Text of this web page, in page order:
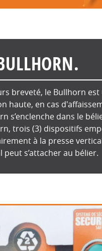
breveté, le Bullhorn
haute, en cas
s’enclenche dans le
trois (3) dispositifs
à la presse
peut s’attacher au bélier.